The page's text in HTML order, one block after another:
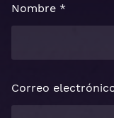
Nombre *
Correo